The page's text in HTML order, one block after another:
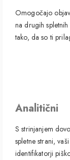
Omogočajo
na drugih
tako, da so ti
Analitični
S strinjanjem
spletne strani,
identifikatorji